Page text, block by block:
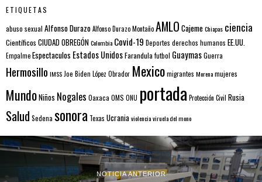
ETIQUETAS
abuso sexual Alfonso DurazoAlfonso Durazo MontañoAMLO CajemeChiapas ciencia
Científicos CIUDAD OBREGÓNColombia Covid-19 Deportes derechos humanos EE.UU.
EmpalmeEspectaculos Estados UnidosFarandulafutbol GuaymasGuerra
Hermosillo IMSS Joe Biden López Obrador Mexicomigrantes Morenamujeres
MundoNiños Nogales Oaxaca OMS ONU portada Protección Civil Rusia
Salud Sedena sonora Texas Ucraniaviolenciaviruela del mono
NOTICIA ANTERIOR